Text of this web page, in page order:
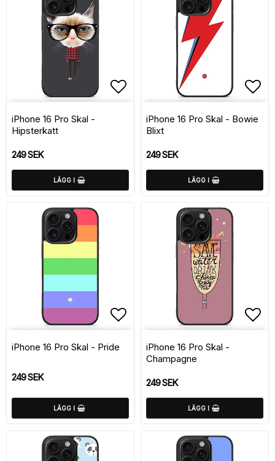
Lägg till i favoritlistan
iPhone 16 Pro Skal -
Hipsterkatt
249 SEK
LÄGG I
iPhone 16 Pro Skal - Bowie
Blixt
249 SEK
LÄGG I
Lägg till i favoritlistan
iPhone 16 Pro Skal - Pride
249 SEK
LÄGG I
iPhone 16 Pro Skal -
Champagne
249 SEK
LÄGG I